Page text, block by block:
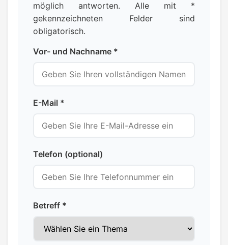
möglich antworten. Alle mit *
gekennzeichneten Felder sind
obligatorisch.
Vor- und Nachname *
E-Mail *
Telefon (optional)
Betreff *